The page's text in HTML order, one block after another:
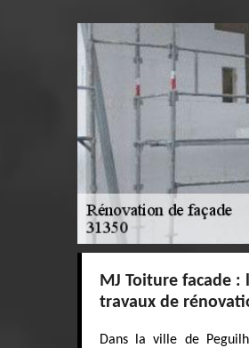
MJ Toiture facade
travaux de
Dans la ville de